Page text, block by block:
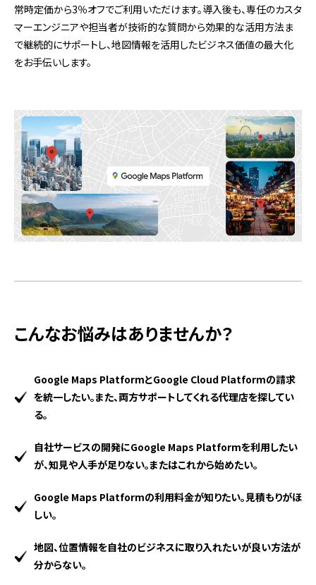
常時定価から3％オフでご利用いただけます。導入後も、専任のカスタ
マーエンジニアや担当者が技術的な質問から効果的な活用方法ま
で継続的にサポートし、地図情報を活用したビジネス価値の最大化
をお手伝いします。
こんなお悩みはありませんか？
Google Maps PlatformとGoogle Cloud Platformの請求
を統一したい。また、両方サポートしてくれる代理店を探してい
る。
自社サービスの開発にGoogle Maps Platformを利用したい
が、知見や人手が足りない。またはこれから始めたい。
Google Maps Platformの利用料金が知りたい。見積もりがほ
しい。
地図、位置情報を自社のビジネスに取り入れたいが良い方法が
分からない。